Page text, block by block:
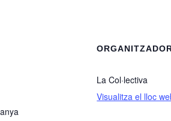
La Col·lectiva
Visualitza el lloc